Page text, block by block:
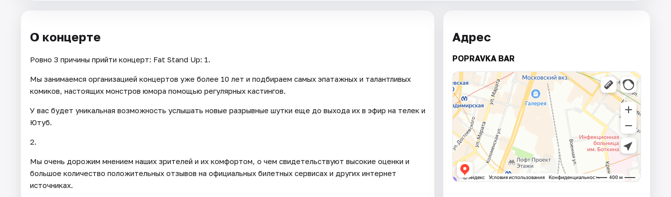
О концерте
Ровно 3 причины прийти концерт: Fat Stand Up: 1.
Мы занимаемся организацией концертов уже более 10 лет и подбираем самых эпатажных и талантливых
комиков, настоящих монстров юмора помощью регулярных кастингов.
У вас будет уникальная возможность услышать новые разрывные шутки еще до выхода их в эфир на телек и
Ютуб.
2.
Мы очень дорожим мнением наших зрителей и их комфортом, о чем свидетельствуют высокие оценки и
большое количество положительных отзывов на официальных билетных сервисах и других интернет
источниках.
Адрес
POPRAVKA BAR